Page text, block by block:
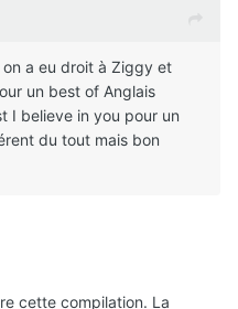
a eu droit à Ziggy et
un best of Anglais
I believe in you pour un
du tout mais bon
cette compilation. La